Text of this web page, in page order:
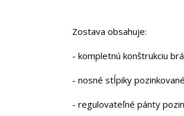
Zostava obsahuje:
- kompletnú konštrukciu
- nosné stĺpiky pozinkované
- regulovateľné pánty